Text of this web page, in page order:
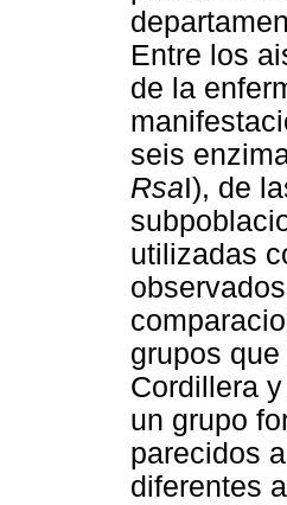
Entre los
de la
seis
RsaI), de
utilizadas
grupos
Cordillera
un grupo
parecidos
diferentes